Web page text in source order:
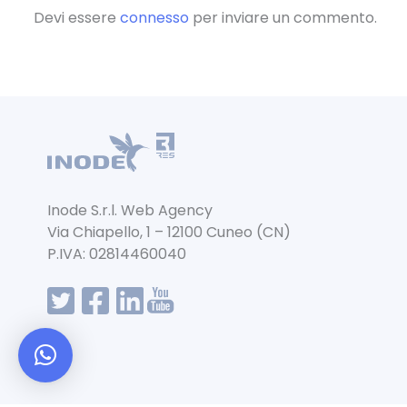
o p
Devi essere connesso per inviare un commento.
Inode S.r.l. Web Agency
Via Chiapello, 1 – 12100 Cuneo (CN)
P.IVA: 02814460040